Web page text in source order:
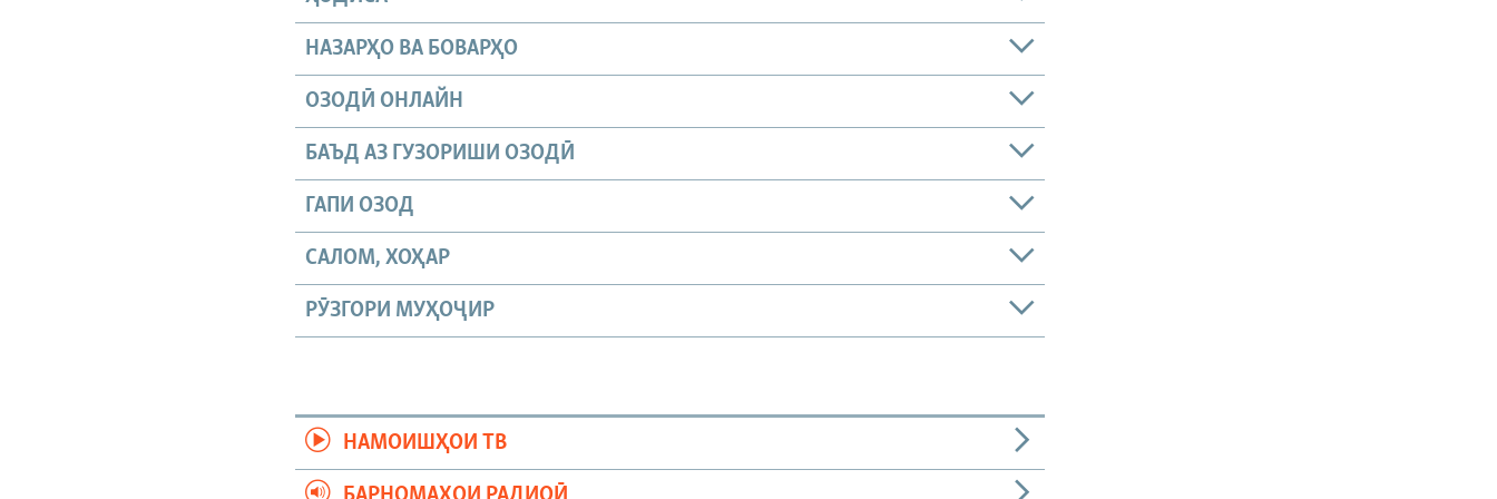
НАЗАРҲО ВА БОВАРҲО
ОЗОДӢ ОНЛАЙН
БАЪД АЗ ГУЗОРИШИ ОЗОДӢ
ГАПИ ОЗОД
САЛОМ, ХОҲАР
РӮЗГОРИ МУҲОҶИР
НАМОИШҲОИ ТВ